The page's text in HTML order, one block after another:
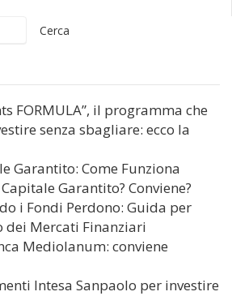
FORMULA”, il programma che
senza sbagliare: ecco la
Garantito: Come Funziona
Garantito? Conviene?
i Fondi Perdono: Guida per
dei Mercati Finanziari
Mediolanum: conviene
Intesa Sanpaolo per investire